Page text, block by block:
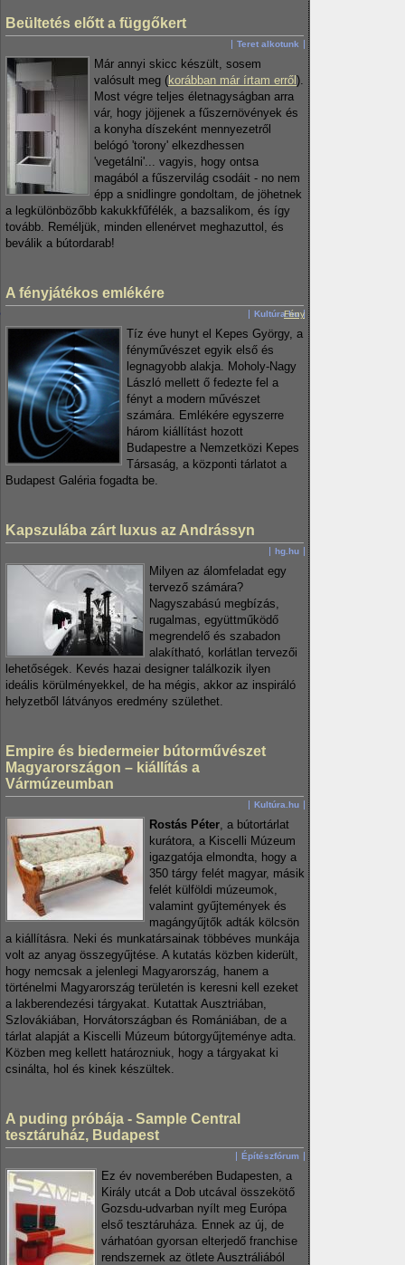
Beültetés előtt a függőkert
Teret alkotunk
Már annyi skicc készült, sosem
valósult meg (korábban már írtam erről ).
Most végre teljes életnagyságban arra
vár, hogy jöjjenek a fűszernövények és
a konyha díszeként mennyezetről
belógó 'torony' elkezdhessen
'vegetálni'... vagyis, hogy ontsa
magából a fűszervilág csodáit - no nem
épp a snidlingre gondoltam, de jöhetnek
a legkülönbözőbb kakukkfűfélék, a bazsalikom, és így
tovább. Reméljük, minden ellenérvet meghazuttol, és
beválik a bútordarab!
A fényjátékos emlékére
Fény
Kultúra.hu
Tíz éve hunyt el Kepes György, a
fényművészet egyik első és
legnagyobb alakja. Moholy-Nagy
László mellett ő fedezte fel a
fényt a modern művészet
számára. Emlékére egyszerre
három kiállítást hozott
Budapestre a Nemzetközi Kepes
Társaság, a központi tárlatot a
Budapest Galéria fogadta be.
Kapszulába zárt luxus az Andrássyn
hg.hu
Milyen az álomfeladat egy
tervező számára?
Nagyszabású megbízás,
rugalmas, együttműködő
megrendelő és szabadon
alakítható, korlátlan tervezői
lehetőségek. Kevés hazai designer találkozik ilyen
ideális körülményekkel, de ha mégis, akkor az inspiráló
helyzetből látványos eredmény születhet.
Empire és biedermeier bútorművészet
Magyarországon – kiállítás a
Vármúzeumban
Kultúra.hu
Rostás Péter , a bútortárlat
kurátora, a Kiscelli Múzeum
igazgatója elmondta, hogy a
350 tárgy felét magyar, másik
felét külföldi múzeumok,
valamint gyűjtemények és
magángyűjtők adták kölcsön
a kiállításra. Neki és munkatársainak többéves munkája
volt az anyag összegyűjtése. A kutatás közben kiderült,
hogy nemcsak a jelenlegi Magyarország, hanem a
történelmi Magyarország területén is keresni kell ezeket
a lakberendezési tárgyakat. Kutattak Ausztriában,
Szlovákiában, Horvátországban és Romániában, de a
tárlat alapját a Kiscelli Múzeum bútorgyűjteménye adta.
Közben meg kellett határozniuk, hogy a tárgyakat ki
csinálta, hol és kinek készültek.
A puding próbája - Sample Central
tesztáruház, Budapest
Építészfórum
Ez év novemberében Budapesten, a
Király utcát a Dob utcával összekötő
Gozsdu-udvarban nyílt meg Európa
első tesztáruháza. Ennek az új, de
várhatóan gyorsan elterjedő franchise
rendszernek az ötlete Ausztráliából